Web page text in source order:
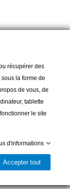
récupérer des
la forme de
de vous, de
tablette
le site
d'informations
Accepter tout